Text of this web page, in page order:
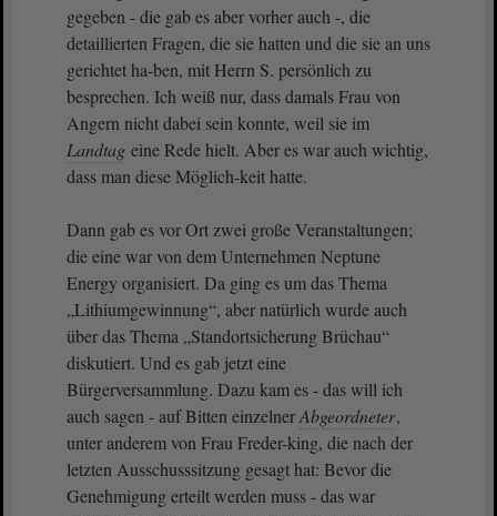
gegeben - die gab es aber vorher auch -, die
detaillierten Fragen, die sie hatten und die sie an uns
gerichtet ha-ben, mit Herrn S. persönlich zu
besprechen. Ich weiß nur, dass damals Frau von
Angern nicht dabei sein konnte, weil sie im
Landtag eine Rede hielt. Aber es war auch wichtig,
dass man diese Möglich-keit hatte.
Dann gab es vor Ort zwei große Veranstaltungen;
die eine war von dem Unternehmen Neptune
Energy organisiert. Da ging es um das Thema
„Lithiumgewinnung“, aber natürlich wurde auch
über das Thema „Standortsicherung Brüchau“
diskutiert. Und es gab jetzt eine
Bürgerversammlung. Dazu kam es - das will ich
auch sagen - auf Bitten einzelnerAbgeordneter,
unter anderem von Frau Freder-king, die nach der
letzten Ausschusssitzung gesagt hat: Bevor die
Genehmigung erteilt werden muss - das war